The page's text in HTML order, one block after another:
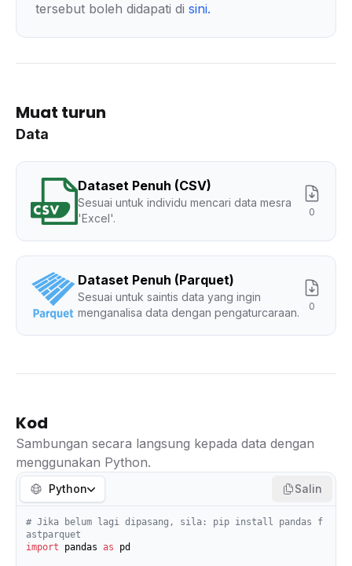
tersebut boleh didapati di sini.
Muat turun
Data
Dataset Penuh (CSV)
Sesuai untuk individu mencari data mesra
'Excel'.
0
Dataset Penuh (Parquet)
Sesuai untuk saintis data yang ingin
menganalisa data dengan pengaturcaraan.
0
Kod
Sambungan secara langsung kepada data dengan
menggunakan Python.
Python Salin
# Jika belum lagi dipasang, sila: pip install pandas f
astparquet
import pandas as pd